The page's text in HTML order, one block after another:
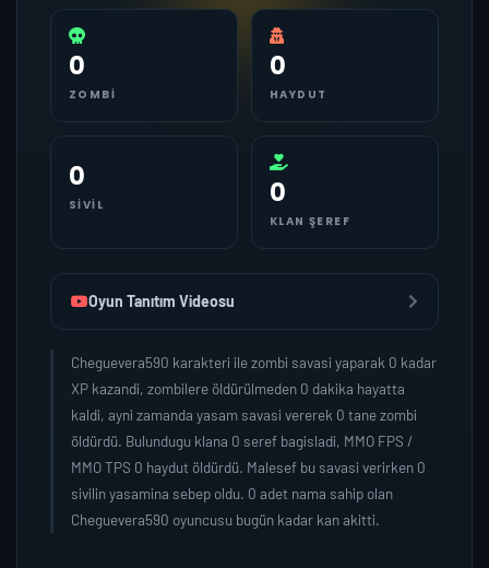
0
ZOMBI
0
HAYDUT
0
SIVIL 0
KLAN ŞEREF
Oyun Tanıtım Videosu
Cheguevera590 karakteri ile zombi savasi yaparak 0 kadar
XP kazandi, zombilere öldürülmeden 0 dakika hayatta
kaldi, ayni zamanda yasam savasi vererek 0 tane zombi
öldürdü. Bulundugu klana 0 seref bagisladi, MMO FPS /
MMO TPS 0 haydut öldürdü. Malesef bu savasi verirken 0
sivilin yasamina sebep oldu. 0 adet nama sahip olan
Cheguevera590 oyuncusu bugün kadar kan akitti.